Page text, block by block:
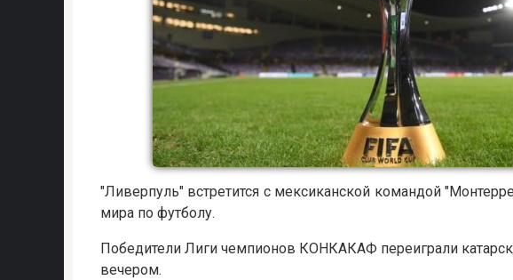
"Ливерпуль" встретится с мексиканской командой
мира по футболу.
Победители Лиги чемпионов КОНКАКАФ переиграли
вечером.